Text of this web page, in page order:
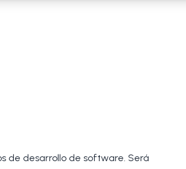
de desarrollo de software. Será